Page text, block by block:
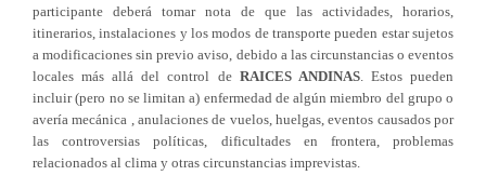
participante deberá tomar nota de que las actividades, horarios,
itinerarios, instalaciones y los modos de transporte pueden estar sujetos
a modificaciones sin previo aviso, debido a las circunstancias o eventos
locales más allá del control de RAICES ANDINAS. Estos pueden
incluir (pero no se limitan a) enfermedad de algún miembro del grupo o
avería mecánica , anulaciones de vuelos, huelgas, eventos causados por
las controversias políticas, dificultades en frontera, problemas
relacionados al clima y otras circunstancias imprevistas.